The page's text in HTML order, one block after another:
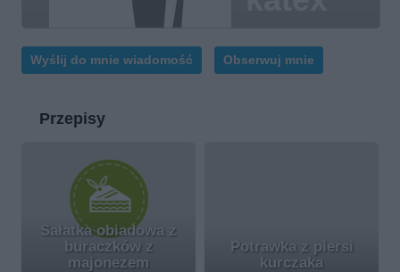
Wyślij do mnie wiadomość Obserwuj mnie
Przepisy
Sałatka obiadowa z
buraczków z
majonezem
Potrawka z piersi
kurczaka